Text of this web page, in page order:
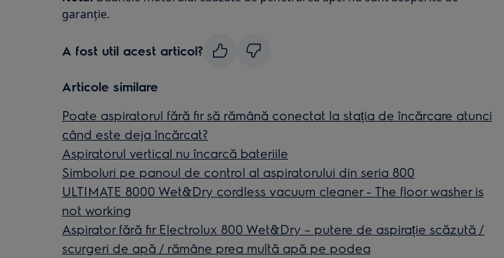
garanție.
A fost util acest articol?
Articole similare
Poate aspiratorul fără fir să rămână conectat la stația de încărcare atunci
când este deja încărcat?
Aspiratorul vertical nu încarcă bateriile
Simboluri pe panoul de control al aspiratorului din seria 800
ULTIMATE 8000 Wet&Dry cordless vacuum cleaner - The floor washer is
not working
Aspirator fără fir Electrolux 800 Wet&Dry – putere de aspirație scăzută /
scurgeri de apă / rămâne prea multă apă pe podea